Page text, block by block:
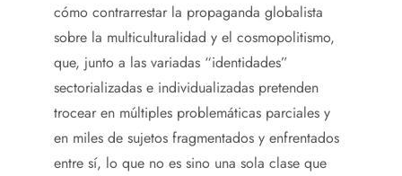
cómo contrarrestar la propaganda globalista
sobre la multiculturalidad y el cosmopolitismo,
que, junto a las variadas “identidades”
sectorializadas e individualizadas pretenden
trocear en múltiples problemáticas parciales y
en miles de sujetos fragmentados y enfrentados
entre sí, lo que no es sino una sola clase que